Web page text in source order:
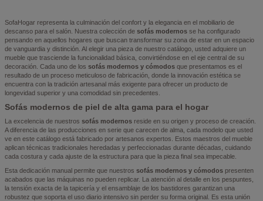
SofaHogar representa la culminación del confort y la elegancia en el mobiliario de
descanso para el salón. Nuestra colección desofás modernos se ha configurado
pensando en aquellos hogares que buscan transformar su zona de estar en un espacio
de vanguardia y distinción. Al elegir una pieza de nuestro catálogo, usted adquiere un
mueble que trasciende la funcionalidad básica, convirtiéndose en el eje central de su
decoración. Cada uno de lossofás modernos y cómodos que presentamos es el
resultado de un proceso meticuloso de fabricación, donde la innovación estética se
encuentra con la tradición artesanal más exigente para ofrecer un producto de
longevidad superior y una comodidad sin precedentes.
Sofás modernos de piel de alta gama para el hogar
La excelencia de nuestrossofás modernos reside en su origen y proceso de creación.
A diferencia de las producciones en serie que carecen de alma, cada modelo que usted
ve en este catálogo está fabricado por artesanos expertos. Estos maestros del mueble
aplican técnicas tradicionales heredadas y perfeccionadas durante décadas, cuidando
cada costura y cada ajuste de la estructura para que la pieza final sea impecable.
Esta dedicación manual permite que nuestrossofás modernos y cómodos presenten
acabados que las máquinas no pueden replicar. La atención al detalle en los pespuntes,
la tensión exacta de la tapicería y el ensamblaje de los bastidores garantizan una
robustez que soporta el uso diario intensivo sin perder su forma original. Es esta unión